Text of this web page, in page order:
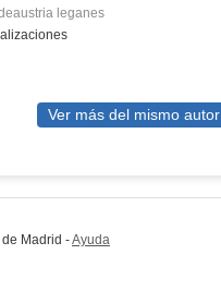
leganes
Ver más del mismo autor
Madrid -Ayuda